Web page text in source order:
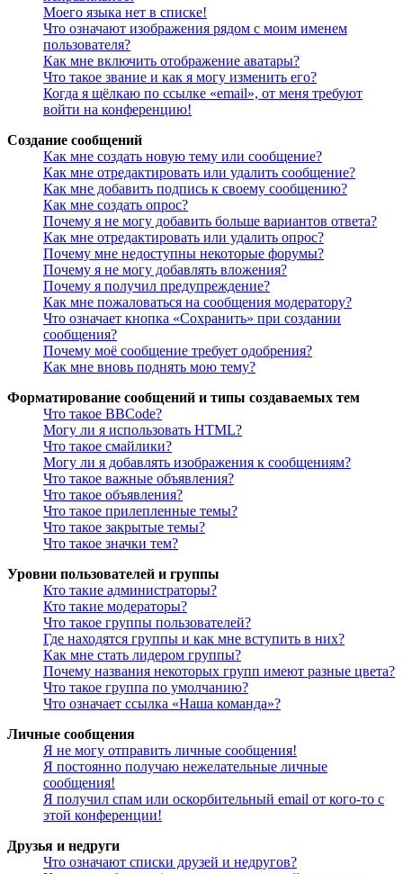
Моего языка нет в списке!
Что означают изображения рядом с моим именем
пользователя?
Как мне включить отображение аватары?
Что такое звание и как я могу изменить его?
Когда я щёлкаю по ссылке «email», от меня требуют
войти на конференцию!
Создание сообщений
Как мне создать новую тему или сообщение?
Как мне отредактировать или удалить сообщение?
Как мне добавить подпись к своему сообщению?
Как мне создать опрос?
Почему я не могу добавить больше вариантов ответа?
Как мне отредактировать или удалить опрос?
Почему мне недоступны некоторые форумы?
Почему я не могу добавлять вложения?
Почему я получил предупреждение?
Как мне пожаловаться на сообщения модератору?
Что означает кнопка «Сохранить» при создании
сообщения?
Почему моё сообщение требует одобрения?
Как мне вновь поднять мою тему?
Форматирование сообщений и типы создаваемых тем
Что такое BBCode?
Могу ли я использовать HTML?
Что такое смайлики?
Могу ли я добавлять изображения к сообщениям?
Что такое важные объявления?
Что такое объявления?
Что такое прилепленные темы?
Что такое закрытые темы?
Что такое значки тем?
Уровни пользователей и группы
Кто такие администраторы?
Кто такие модераторы?
Что такое группы пользователей?
Где находятся группы и как мне вступить в них?
Как мне стать лидером группы?
Почему названия некоторых групп имеют разные цвета?
Что такое группа по умолчанию?
Что означает ссылка «Наша команда»?
Личные сообщения
Я не могу отправить личные сообщения!
Я постоянно получаю нежелательные личные
сообщения!
Я получил спам или оскорбительный email от кого-то с
этой конференции!
Друзья и недруги
Что означают списки друзей и недругов?